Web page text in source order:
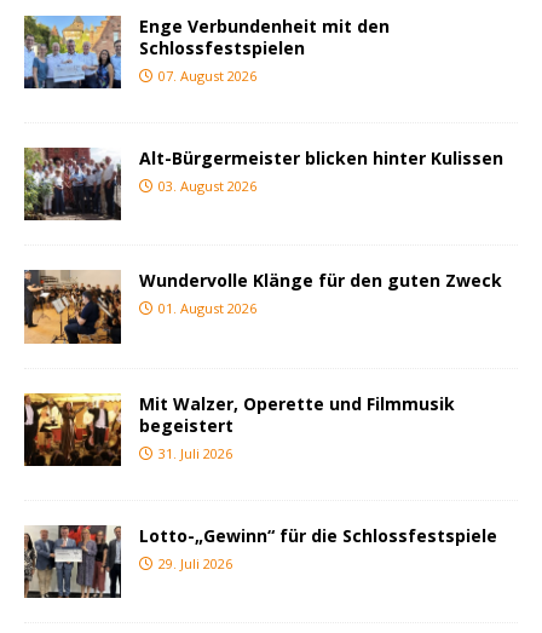
Enge Verbundenheit mit den
Schlossfestspielen
07. August 2026
Alt-Bürgermeister blicken hinter Kulissen
03. August 2026
Wundervolle Klänge für den guten Zweck
01. August 2026
Mit Walzer, Operette und Filmmusik
begeistert
31. Juli 2026
Lotto-„Gewinn“ für die Schlossfestspiele
29. Juli 2026